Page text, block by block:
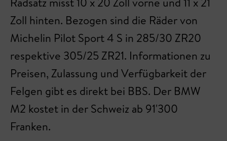
Zoll hinten. Bezogen sind die Räder von
Michelin Pilot Sport 4 S in 285/30 ZR20
respektive 305/25 ZR21. Informationen zu
Preisen, Zulassung und Verfügbarkeit der
Felgen gibt es direkt bei BBS. Der BMW
M2 kostet in der Schweiz ab 91'300
Franken.